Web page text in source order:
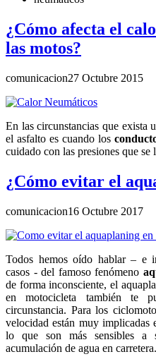
¿Cómo afecta el
las motos?
comunicacion27 Octubre 2015
En las circunstancias que exista
el asfalto es cuando los
cuidado con las presiones que se
¿Cómo evitar el
comunicacion16 Octubre 2017
Todos hemos oído hablar – e
casos - del famoso fenómeno
de forma inconsciente, el
en motocicleta también te
circunstancia. Para los
velocidad están muy implicadas
lo que son más sensibles a
acumulación de agua en carretera.